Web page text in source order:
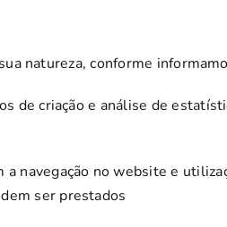
natureza, conforme
de criação e análise de
navegação no website e
ser prestados